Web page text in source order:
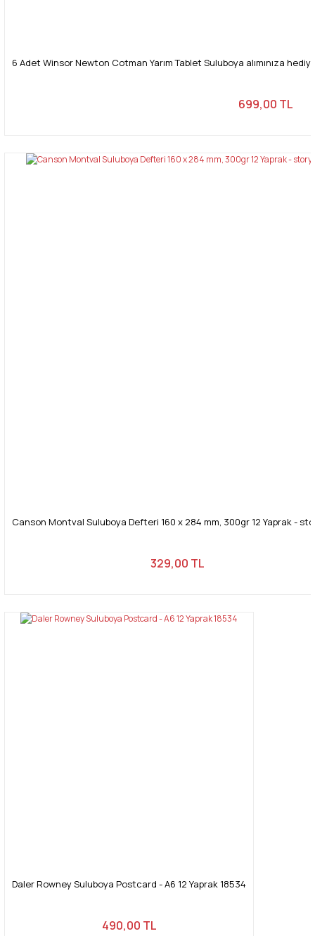
6 Adet Winsor Newton Cotman Yarım Tablet Suluboya alımınıza
699,00 TL
Canson Montval Suluboya Defteri 160 x 284 mm, 300gr 12 Yaprak -
329,00 TL
Daler Rowney Suluboya Postcard - A6 12 Yaprak 18534
490,00 TL